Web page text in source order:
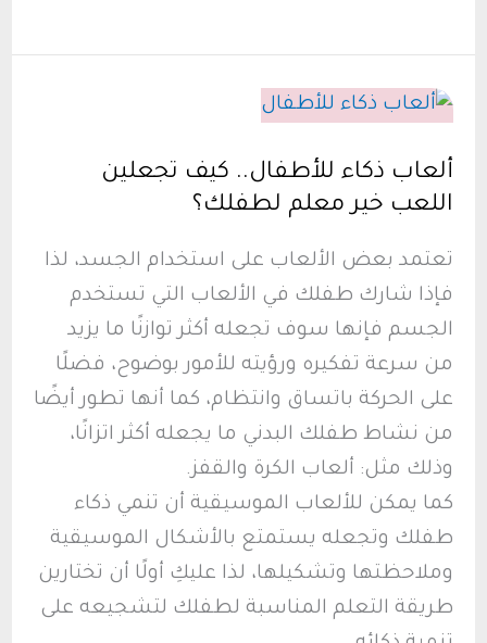
الأطفال
الآخرين
ألعاب ذكاء للأطفال.. كيف تجعلين
اللعب خير معلم لطفلك؟
تعتمد بعض الألعاب على استخدام الجسد، لذا
فإذا شارك طفلك في الألعاب التي تستخدم
الجسم فإنها سوف تجعله أكثر توازنًا ما يزيد
من سرعة تفكيره ورؤيته للأمور بوضوح، فضلًا
على الحركة باتساق وانتظام، كما أنها تطور أيضًا
من نشاط طفلك البدني ما يجعله أكثر اتزانًا،
وذلك مثل: ألعاب الكرة والقفز.
كما يمكن للألعاب الموسيقية أن تنمي ذكاء
طفلك وتجعله يستمتع بالأشكال الموسيقية
وملاحظتها وتشكيلها، لذا عليكِ أولًا أن تختارين
طريقة التعلم المناسبة لطفلك لتشجيعه على